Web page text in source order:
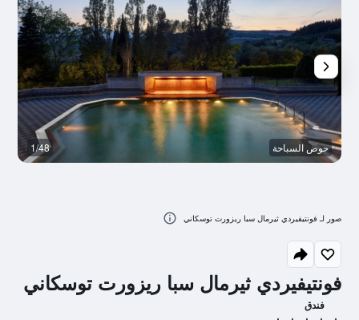
فونتيفيردي ثيرمال سبا ريزورت توسكاني
فندق
حوض السباحة 1/48
صور لـ فونتيفيردي ثيرمال سبا ريزورت توسكاني